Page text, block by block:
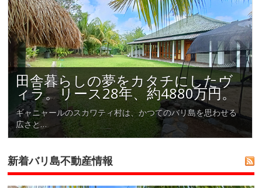
田舎暮らしの夢をカタチにしたヴ
ィラ。リース28年、約4880万円。
ギャニャールのスカワティ村は、かつてのバリ島を思わせる
広さと…
新着バリ島不動産情報